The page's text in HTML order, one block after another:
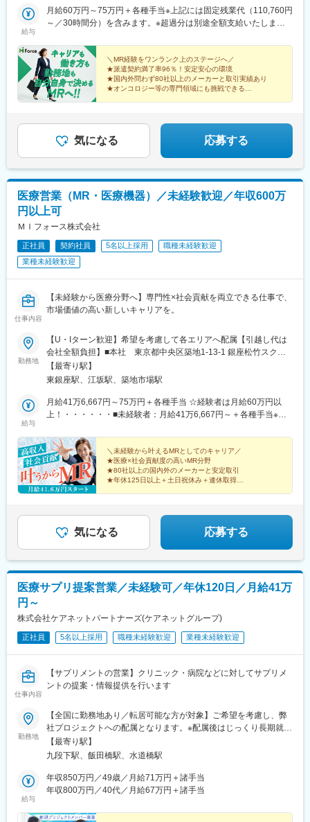
ライベートも充実して活躍できるよう、福利厚生制度を整備して
います。
ラスの借り上げ社宅制度や単身赴任のサポート制度を導入し、そ
の利用率も高水準となっています。
■社内認定資格制度
製薬企業での開発パイプラインの変化にともない、当社において
高く、これに応えるべく専門性の高い人財を育成するための社内
認定資格制度を設けています。現在はオンコロジー分野で「血液
がん」と「固形がん」の2つのコースが展開されています。
知・岐阜・三重・静岡（6）北陸：富山・石川・福井（7）近畿：
大阪・京都・滋賀・奈良・和歌山・兵庫（8）中国：岡山・広島・
州：福岡・大分・宮崎・鹿児島・熊本・佐賀・長崎・沖縄※勤務地
限定～全国転勤（規定あり）の選択可能※配属エリアは希望に応じ
ます。希望範囲外への転勤はありません。※変更の範囲：会社の定
める事業所（リモートワーク含む）
給与
月給60万円～75万円＋各種手当※上記には固定残業代（110,760円
～／30時間分）を含みます。※超過分は別途全額支給いたしま
歳（入社4年） 920万円／45歳（入社6年） ※諸手当含む
＼MR経験をワンランク上のステージへ／
★派遣契約満了率96％！安定安心の環境
★国内外問わず80社以上のメーカーと取引実績あり
★オンコロジー等の専門領域にも挑戦できる
気になる 応募する
医療営業（MR・医療機器）／未経験歓迎／年収600万
円以上可
ＭＩフォース株式会社
正社員 契約社員 5名以上採用
職種未経験歓迎
業種未経験歓迎
仕事内容
【未経験から医療分野へ】専門性×社会貢献を両立できる仕事で、
市場価値の高い新しいキャリアを。
勤務地
【U・Iターン歓迎】希望を考慮して各エリアへ配属【引越し代は
会社全額負担】■本社 東京都中央区築地1-13-1 銀座松竹スクエ
ア9F■勤務エリア：（1）北海道：北海道（2）東北：青森・秋
田・岩手・山形・宮城・福島（3）関東：東京・神奈川・千葉・埼
海：愛知・岐阜・三重・静岡（6）北陸：富山・石川・福井（7）
近畿：大阪・京都・滋賀・奈良・和歌山・兵庫（8）中国：岡山・
（10）九州：福岡・大分・宮崎・鹿児島・熊本・佐賀・長崎・沖
縄※勤務地限定～全国転勤（規定あり）の選択可能※配属エリアは
希望を考慮して決定いたします。希望範囲外への転勤はありませ
ん。※変更の範囲：会社の定める事業所（リモートワーク含む）
【最寄り駅】
東銀座駅、江坂駅、築地市場駅
給与
月給41万6,667円～75万円＋各種手当 ☆経験者は月給60万円以
上！・・・・・・■未経験者：月給41万6,667円～＋各種手当※上
過分は別途全額支給いたします。◎手当を含めれば初年度から年
収600万円以上も可能！・・・・・・■経験者：月給60万円～75万
円＋各種手当※上記には固定残業代（11万760円～／30時間分）を
含みます。※超過分は別途全額支給いたします。＜年収例＞◎初年
度年収は700万円以上！◎最大年収900万円以上も目指せる
万円／42歳（入社4年） 920万円／45歳（入社6年） ※諸手当含む
＼未経験から叶えるMRとしてのキャリア／
★医療×社会貢献度の高いMR分野
★80社以上の国内外のメーカーと安定取引
★年休125日以上＋土日祝休み＋連休取得OK
気になる 応募する
医療サプリ提案営業／未経験可／年休120日／月給41万
円～
株式会社ケアネットパートナーズ(ケアネットグループ)
正社員 5名以上採用 職種未経験歓迎 業種未経験歓迎
仕事内容
【サプリメントの営業】クリニック・病院などに対してサプリメ
ントの提案・情報提供を行います
勤務地
【全国に勤務地あり／転居可能な方が対象】ご希望を考慮し、弊
社プロジェクトへの配属となります。※配属後はじっくり長期就業
（目安3～4年）。頻繁に転居することはありません。※ご本人が
「働ける」と挙げたエリア内でのみ調整するため、希望外への異
引っ越しの不安を感じている方もご安心ください。転居にまつわ
る費用は規定内で全額会社負担です。（例）・引っ越し費用・物
でのスタートを、会社がしっかりバックアップします！※受動喫煙
【最寄り駅】
九段下駅、飯田橋駅、水道橋駅
給与
年収850万円／49歳／月給71万円＋諸手当
年収800万円／40代／月給67万円＋諸手当